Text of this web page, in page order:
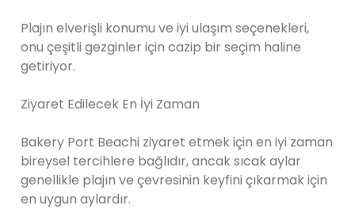
Plajın elverişli konumu ve iyi ulaşım seçenekleri,
onu çeşitli gezginler için cazip bir seçim haline
getiriyor.
Ziyaret Edilecek En İyi Zaman
Bakery Port Beachi ziyaret etmek için en iyi zaman
bireysel tercihlere bağlıdır, ancak sıcak aylar
genellikle plajın ve çevresinin keyfini çıkarmak için
en uygun aylardır.